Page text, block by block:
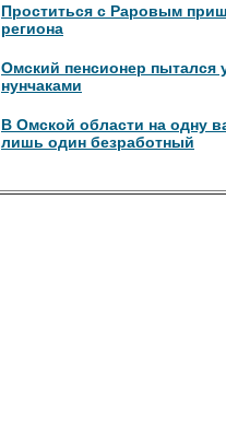
Проститься с Раровым
региона
Омский пенсионер пытался
нунчаками
В Омской области на одну
лишь один безработный